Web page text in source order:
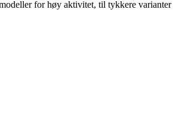
for høy aktivitet, til tykkere varianter